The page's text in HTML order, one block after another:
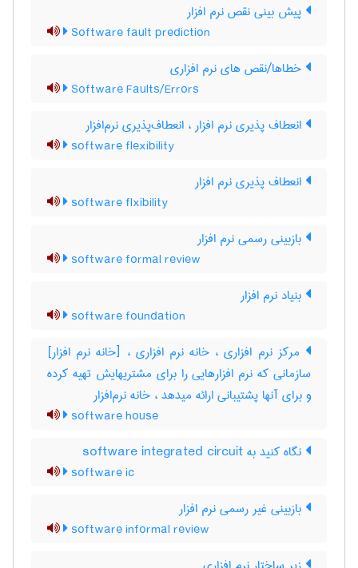
پیش بینی نقص نرم افزار
Software fault prediction
خطاها/نقص های نرم افزاری
Software Faults/Errors
انعطاف پذیری نرم افزار ، انعطاف‌پذیری نرم‌افزار
software flexibility
انعطاف پذیری نرم افزار
software flxibility
بازبینی رسمی نرم ‌افزار
software formal review
بنیاد نرم افزار
software foundation
مرکز نرم افزاری ، خانه نرم افزاری ، [خانه نرم افزار]
سازمانی که نرم افزارهایی را برای مشتریهایش تهیه کرده
و برای آنها پشتیبانی ارائه میدهد ، خانه نرم‌افزار
software house
نگاه کنید به ‎ software integrated circuit
software ic
بازبینی غیر رسمی نرم ‌افزار
software informal review